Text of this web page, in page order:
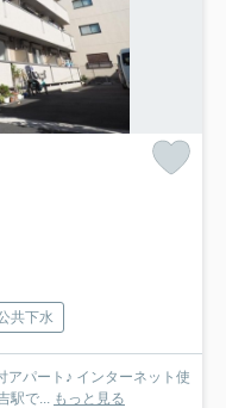
共下水
アパート♪ インターネット使
駅で...
もっと見る